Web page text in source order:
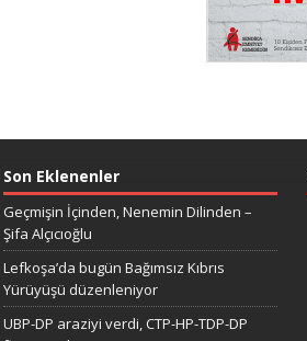
Son Eklenenler
Geçmişin İçinden, Nenemin Dilinden –
Şifa Alçıcıoğlu
Lefkoşa’da bugün Bağımsız Kıbrıs
Yürüyüşü düzenleniyor
UBP-DP araziyi verdi, CTP-HP-TDP-DP